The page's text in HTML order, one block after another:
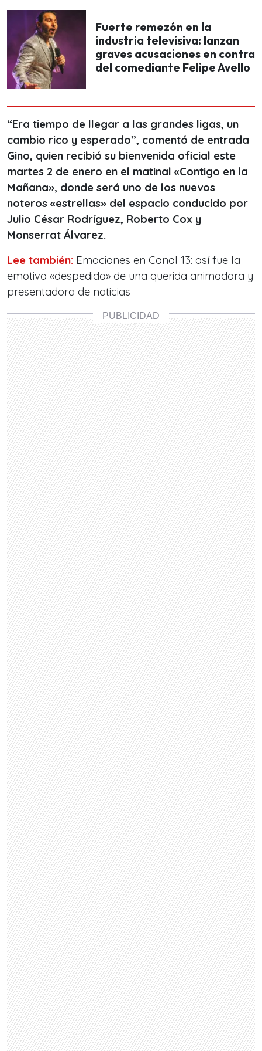
Fuerte remezón en la
industria televisiva: lanzan
graves acusaciones en contra
del comediante Felipe Avello
“Era tiempo de llegar a las grandes ligas, un
cambio rico y esperado”, comentó de entrada
Gino, quien recibió su bienvenida oficial este
martes 2 de enero en el matinal «Contigo en la
Mañana», donde será uno de los nuevos
noteros «estrellas» del espacio conducido por
Julio César Rodríguez, Roberto Cox y
Monserrat Álvarez.
Lee también: Emociones en Canal 13: así fue la
emotiva «despedida» de una querida animadora y
presentadora de noticias